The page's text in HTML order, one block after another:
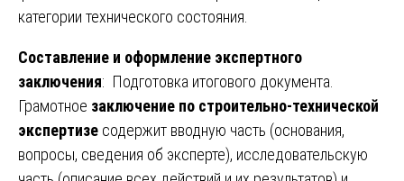
категории технического состояния.
Составление и оформление экспертного
заключения: Подготовка итогового документа.
Грамотное заключение по строительно-технической
экспертизе содержит вводную часть (основания,
вопросы, сведения об эксперте), исследовательскую